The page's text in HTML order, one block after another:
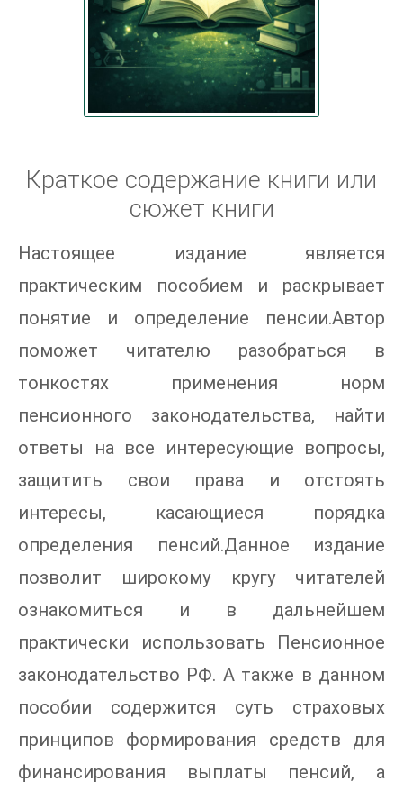
Краткое содержание книги или
сюжет книги
Настоящее издание является
практическим пособием и раскрывает
понятие и определение пенсии.Автор
поможет читателю разобраться в
тонкостях применения норм
пенсионного законодательства, найти
ответы на все интересующие вопросы,
защитить свои права и отстоять
интересы, касающиеся порядка
определения пенсий.Данное издание
позволит широкому кругу читателей
ознакомиться и в дальнейшем
практически использовать Пенсионное
законодательство РФ. А также в данном
пособии содержится суть страховых
принципов формирования средств для
финансирования выплаты пенсий, а